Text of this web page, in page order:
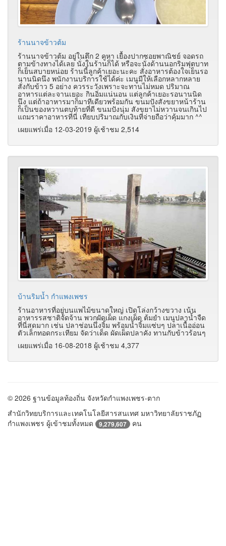
ร้านนาจข้าวต้ม
ร้านนาจข้าวต้ม อยู่ในตึก 2 คูหา เยื้องปากซอยพาณิชย์ จอดรถ
ตามข้างทางได้เลย นั่งในร้านก็ได้ หรือจะนั่งด้านนอกริมฟุตบาท
ก็เย็นสบายหน่อย ร้านนี้ลูกค้าเยอะนะคะ สั่งอาหารต้องใจเย็นรอ
นานนิดนึง พนักงานบริการใช้ได้ค่ะ เมนูมีให้เลือกหลากหลาย
สั่งกับข้าว 5 อย่าง ควรระวังเพราะจะทานไม่หมด ปริมาณ
อาหารแต่ละจานเยอะ กินอิ่มแน่นอน แต่ลูกค้าเยอะรอนานนิด
นึง แต่ถ้าอาหารมาก็มาทีเดียวพร้อมกัน ขนมปังสังขยาหน้าร้าน
ก็เป็นของหวานตบท้ายที่ดี ขนมปังนุ่ม สังขยาไม่หวานจนเกินไป
แถมราคาอาหารที่นี่ เทียบปริมาณกับเงินที่จ่ายถือว่าคุ้มมาก ^^
เผยแพร่เมื่อ 12-03-2019 ผู้เช้าชม 2,514
บ้านริมน้ำ กำแพงเพชร
ร้านอาหารที่อยู่บนแพไม้ขนาดใหญ่ เปิดโล่งกว้างขวาง เน้น
อาหารรสชาติจัดจ้าน พวกผัดเผ็ด แกงเผ็ด ต้มยำ เมนูปลาน้ำจืด
ที่นี่สดมาก เช่น ปลาช่อนนึ่งจิ้ม พร้อมน้ำจิ้มแซ่บๆ ปลาเนื้ออ่อน
ตัวเล็กทอดกระเทียม จัดว่าเด็ด ผัดเผ็ดปลาคัง ทานกับข้าวร้อนๆ
เผยแพร่เมื่อ 16-08-2018 ผู้เช้าชม 4,377
© 2026 ฐานข้อมูลท้องถิ่น จังหวัดกำแพงเพชร-ตาก
สำนักวิทยบริการและเทคโนโลยีสารสนเทศ มหาวิทยาลัยราชภัฏ
กำแพงเพชร ผู้เข้าชมทั้งหมด
9,279,607 คน